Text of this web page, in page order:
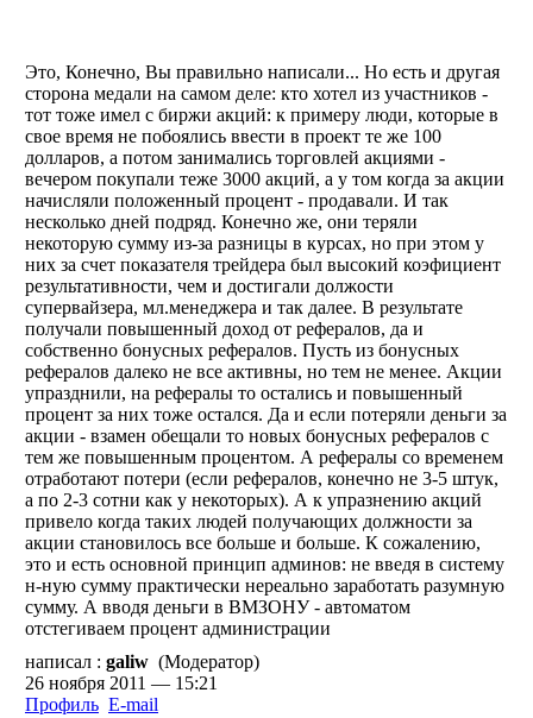
Это, Конечно, Вы правильно написали... Но есть и другая
сторона медали на самом деле: кто хотел из участников -
тот тоже имел с биржи акций: к примеру люди, которые в
свое время не побоялись ввести в проект те же 100
долларов, а потом занимались торговлей акциями -
вечером покупали теже 3000 акций, а у том когда за акции
начисляли положенный процент - продавали. И так
несколько дней подряд. Конечно же, они теряли
некоторую сумму из-за разницы в курсах, но при этом у
них за счет показателя трейдера был высокий коэфициент
результативности, чем и достигали должости
супервайзера, мл.менеджера и так далее. В результате
получали повышенный доход от рефералов, да и
собственно бонусных рефералов. Пусть из бонусных
рефералов далеко не все активны, но тем не менее. Акции
упразднили, на рефералы то остались и повышенный
процент за них тоже остался. Да и если потеряли деньги за
акции - взамен обещали то новых бонусных рефералов с
тем же повышенным процентом. А рефералы со временем
отработают потери (если рефералов, конечно не 3-5 штук,
а по 2-3 сотни как у некоторых). А к упразнению акций
привело когда таких людей получающих должности за
акции становилось все больше и больше. К сожалению,
это и есть основной принцип админов: не введя в систему
н-ную сумму практически нереально заработать разумную
сумму. А вводя деньги в ВМЗОНУ - автоматом
отстегиваем процент администрации
написал : galiw (Модератор)
26 ноября 2011 — 15:21
Профиль E-mail